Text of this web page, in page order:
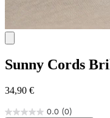
Sunny Cords
34,90 €
0.0 (0)